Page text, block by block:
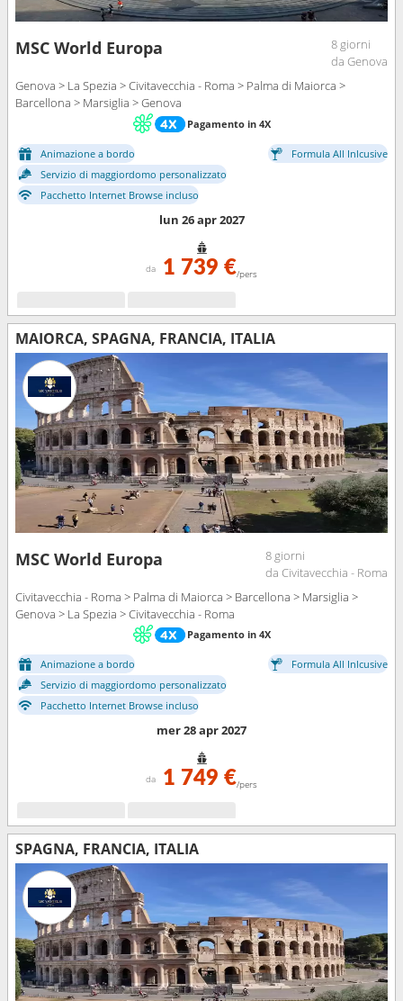
MSC World Europa
8 giorni
da Genova
Genova > La Spezia > Civitavecchia - Roma > Palma di Maiorca >
Barcellona > Marsiglia > Genova
Pagamento in 4X
Animazione a bordo
Formula All Inlcusive
Servizio di maggiordomo personalizzato
Pacchetto Internet Browse incluso
lun 26 apr 2027
da 1 739 €/pers
MAIORCA, SPAGNA, FRANCIA, ITALIA
MSC World Europa
8 giorni
da Civitavecchia - Roma
Civitavecchia - Roma > Palma di Maiorca > Barcellona > Marsiglia >
Genova > La Spezia > Civitavecchia - Roma
Pagamento in 4X
Animazione a bordo
Formula All Inlcusive
Servizio di maggiordomo personalizzato
Pacchetto Internet Browse incluso
mer 28 apr 2027
da 1 749 €/pers
SPAGNA, FRANCIA, ITALIA